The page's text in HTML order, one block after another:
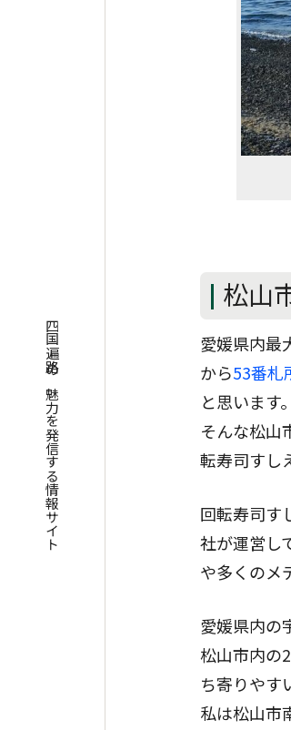
四国遍路の魅力を発信する情報サイト
松山
愛媛県内最
から53番札
と思います。
そんな松山
転寿司すし
回転寿司す
社が運営し
や多くのメ
愛媛県内の
松山市内の
ち寄りやす
私は松山市